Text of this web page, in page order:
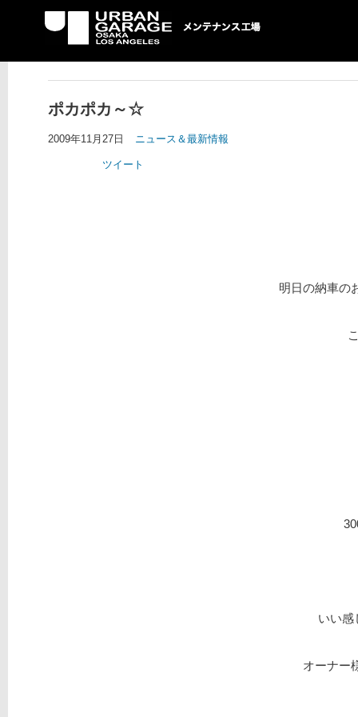
UG メンテナンス工場
ポカポカ～☆
2009年11月27日 ニュース＆最新情報
ツイート
明日の納車の
いい感
オーナー